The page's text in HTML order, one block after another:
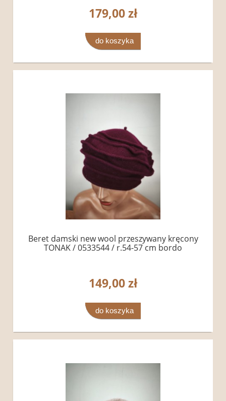
179,00 zł
do koszyka
Beret damski new wool przeszywany kręcony
TONAK / 0533544 / r.54-57 cm bordo
149,00 zł
do koszyka